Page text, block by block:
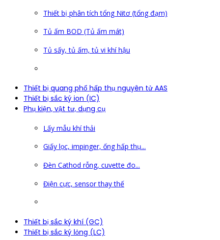
Thiết bị phân tích tổng Nitơ (tổng đạm)
Tủ ấm BOD (Tủ ấm mát)
Tủ sấy, tủ ấm, tủ vi khí hậu
Thiết bị quang phổ hấp thụ nguyên tử AAS
Thiết bị sắc ký ion (IC)
Phụ kiện, vật tư, dụng cụ
Lấy mẫu khí thải
Giấy lọc, impinger, ống hấp thụ...
Đèn Cathod rỗng, cuvette đo...
Điện cực, sensor thay thế
Thiết bị sắc ký khí (GC)
Thiết bị sắc ký lỏng (LC)